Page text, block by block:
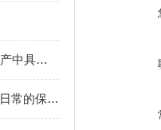
64盘热风旋转炉在工业生产中具有多种功能
颗粒包装机的注意事项及日常的保养都在这里了！